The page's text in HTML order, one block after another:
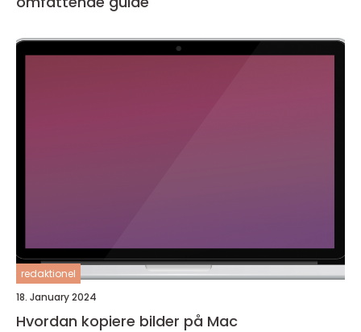
redaktionel
18. January 2024
Hvordan kopiere bilder på Mac